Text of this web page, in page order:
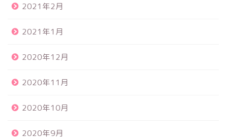
2021年2月
2021年1月
2020年12月
2020年11月
2020年10月
2020年9月